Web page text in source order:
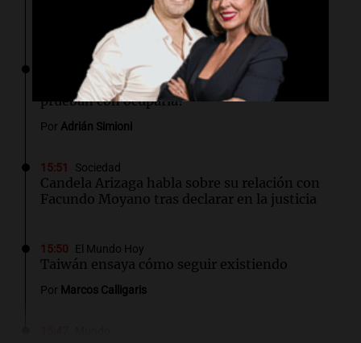
tras declarar: "Tuve un brote, él no me hizo
Política esquina Economía
Tierras: ¿Y si en lugar de declamar la Patria
prueban con ocuparla?
Por Adrián Simioni
15:51 Sociedad
Candela Arizaga habla sobre su relación con
Facundo Moyano tras declarar en la justicia
15:50 El Mundo Hoy
Taiwán ensaya cómo seguir existiendo
Por Marcos Calligaris